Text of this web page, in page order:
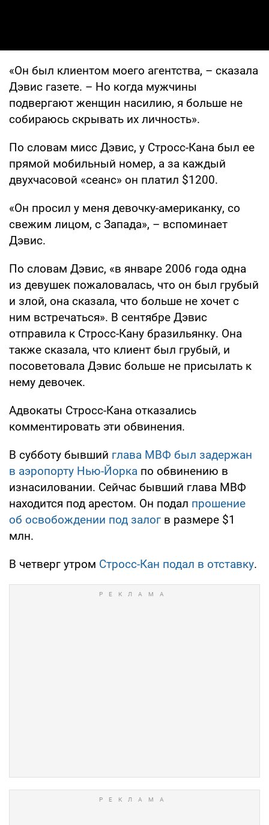
«Он был клиентом моего агентства, – сказала
Дэвис газете. – Но когда мужчины
подвергают женщин насилию, я больше не
собираюсь скрывать их личность».
По словам мисс Дэвис, у Стросс-Кана был ее
прямой мобильный номер, а за каждый
двухчасовой «сеанс» он платил $1200.
«Он просил у меня девочку-американку, со
свежим лицом, с Запада», – вспоминает
Дэвис.
По словам Дэвис, «в январе 2006 года одна
из девушек пожаловалась, что он был грубый
и злой, она сказала, что больше не хочет с
ним встречаться». В сентябре Дэвис
отправила к Стросс-Кану бразильянку. Она
также сказала, что клиент был грубый, и
посоветовала Дэвис больше не присылать к
нему девочек.
Адвокаты Стросс-Кана отказались
комментировать эти обвинения.
В субботу бывший глава МВФ был задержан
в аэропорту Нью-Йорка по обвинению в
изнасиловании. Сейчас бывший глава МВФ
находится под арестом. Он подал прошение
об освобождении под залог в размере $1
млн.
В четверг утром Стросс-Кан подал в отставку.